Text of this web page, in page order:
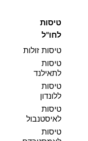
טיסות
לחו"ל
טיסות זולות
טיסות
לתאילנד
טיסות
ללונדון
טיסות
לאיסטנבול
טיסות